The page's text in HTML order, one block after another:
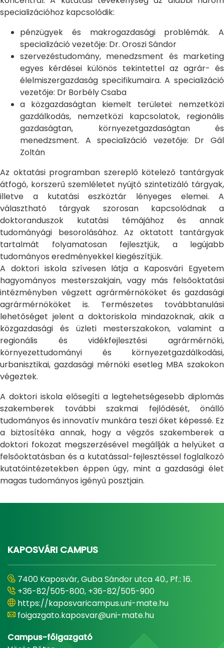
specializációhoz kapcsolódik:
pénzügyek és makrogazdasági problémák. A
specializáció vezetője: Dr. Oroszi Sándor
szervezéstudomány, menedzsment és marketing
egyes kérdései különös tekintettel az agrár- és
élelmiszergazdaság specifikumaira. A specializáció
vezetője: Dr Borbély Csaba
a közgazdaságtan kiemelt területei: nemzetközi
gazdálkodás, nemzetközi kapcsolatok, regionális
gazdaságtan, környezetgazdaságtan és
menedzsment. A specializáció vezetője: Dr Gál
Zoltán
Az oktatási programban szereplő kötelező tantárgyak
átfogó, korszerű szemléletet nyújtó szintetizáló tárgyak,
illetve a kutatási eszköztár lényeges elemei. A
választható tárgyak szorosan kapcsolódnak a
doktoranduszok kutatási témájához és annak
tudományági besorolásához. Az oktatott tantárgyak
tartalmát folyamatosan fejlesztjük, a legújabb
tudományos eredményekkel kiegészítjük.
A doktori iskola szívesen látja a Kaposvári Egyetem
hagyományos mesterszakjain, vagy más felsőoktatási
intézményben végzett agrármérnököket és gazdasági
agrármérnököket is. Természetes továbbtanulási
lehetőséget jelent a doktoriskola mindazoknak, akik a
közgazdasági és üzleti mesterszakokon, valamint a
regionális és vidékfejlesztési agrármérnöki,
környezettudományi és környezetgazdálkodási,
urbanisztikai, gazdasági mérnöki esetleg MBA szakokon
végeztek.
A doktori iskola elősegíti a legtehetségesebb diplomás
szakemberek további szakmai fejlődését, önálló
tudományos és innovatív munkára teszi őket képessé. Ez
a biztosítéka annak, hogy a végzős szakemberek a
doktori fokozat megszerzésével megállják a helyüket a
felsőoktatásban és a kutatással-fejlesztéssel foglalkozó
kutatóintézetekben éppen úgy, mint a gazdasági élet
magas tudományos igényű posztjain.
KAPOSVÁRI CAMPUS
7400 Kaposvár, Guba Sándor utca 40., Pf.: 16.
+36-82/505-800, +36-82/505-900
https://kaposvaricampus.uni-mate.hu
foigazgato.kaposvar@uni-mate.hu
Campus-főigazgató